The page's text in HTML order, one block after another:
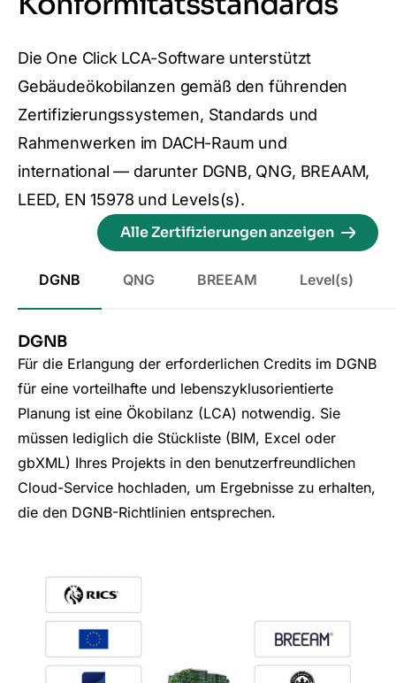
Die One Click LCA-Software unterstützt
Gebäudeökobilanzen gemäß den führenden
Zertifizierungssystemen, Standards und
Rahmenwerken im DACH-Raum und
international — darunter DGNB, QNG, BREAAM,
LEED, EN 15978 und Levels(s).
Alle Zertifizierungen anzeigen
DGNB QNG BREEAM Level(s)
DGNB
Für die Erlangung der erforderlichen Credits im DGNB
für eine vorteilhafte und lebenszyklusorientierte
Planung ist eine Ökobilanz (LCA) notwendig. Sie
müssen lediglich die Stückliste (BIM, Excel oder
gbXML) Ihres Projekts in den benutzerfreundlichen
Cloud-Service hochladen, um Ergebnisse zu erhalten,
die den DGNB-Richtlinien entsprechen.